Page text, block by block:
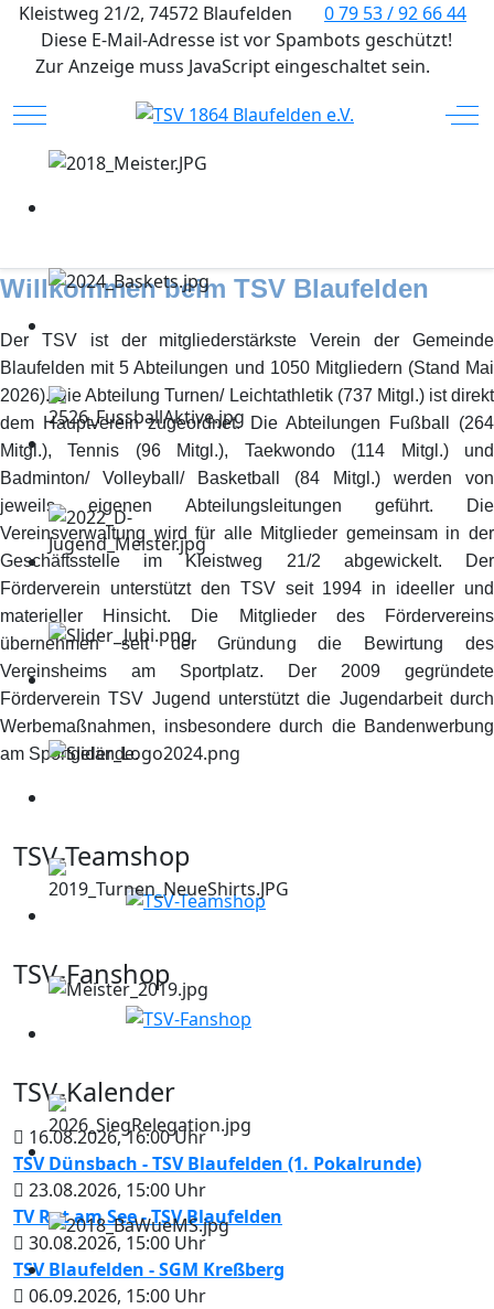
Kleistweg 21/2, 74572 Blaufelden
0 79 53 / 92 66 44
Diese E-Mail-Adresse ist vor Spambots geschützt!
Zur Anzeige muss JavaScript eingeschaltet sein.
Mobile Menu Toggle
Willkommen beim TSV Blaufelden
Der TSV ist der mitgliederstärkste Verein der Gemeinde
Blaufelden mit 5 Abteilungen und 1050 Mitgliedern (Stand Mai
2026). Die Abteilung Turnen/ Leichtathletik (737 Mitgl.) ist direkt
dem Hauptverein zugeordnet. Die Abteilungen Fußball (264
Mitgl.), Tennis (96 Mitgl.), Taekwondo (114 Mitgl.) und
Badminton/ Volleyball/ Basketball (84 Mitgl.) werden von
jeweils eigenen Abteilungsleitungen geführt. Die
Vereinsverwaltung wird für alle Mitglieder gemeinsam in der
Geschäftsstelle im Kleistweg 21/2 abgewickelt. Der
Förderverein unterstützt den TSV seit 1994 in ideeller und
materieller Hinsicht. Die Mitglieder des Fördervereins
übernehmen seit der Gründung die Bewirtung des
Vereinsheims am Sportplatz. Der 2009 gegründete
Förderverein TSV Jugend unterstützt die Jugendarbeit durch
Werbemaßnahmen, insbesondere durch die Bandenwerbung
am Sportgelände.
TSV-Teamshop
TSV-Fanshop
TSV-Kalender
16.08.2026,16:00Uhr
TSV Dünsbach - TSV Blaufelden (1. Pokalrunde)
23.08.2026, 15:00 Uhr
TV Rot am See - TSV Blaufelden
30.08.2026, 15:00 Uhr
TSV Blaufelden - SGM Kreßberg
06.09.2026, 15:00 Uhr